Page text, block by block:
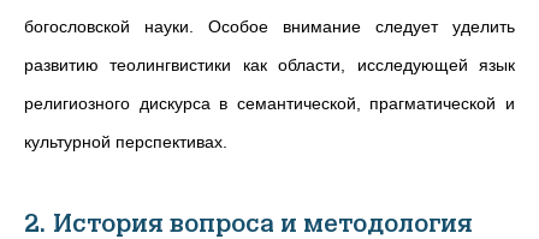
богословской науки. Особое внимание следует уделить
развитию теолингвистики как области, исследующей язык
религиозного дискурса в семантической, прагматической и
культурной перспективах.
2. История вопроса и методология